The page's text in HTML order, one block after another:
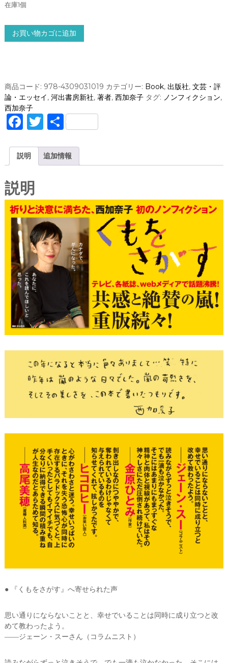
在庫1個
も
す
/
西
加
奈
河
出
書
房
新
お買い物カゴに追加
商品コード: 978-4309031019 カテゴリー: Book, 出版社, 文芸・評
論・エッセイ, 河出書房新社, 著者, 西加奈子 タグ: ノンフィクション,
西加奈子
F
c
b
o
o
k
T
it
te
共
説明 追加情報
説明
● 『くもをさがす』へ寄せられた声
思い通りにならないことと、幸せでいることは同時に成り立つと改
めて教わったよう。
――ジェーン・スーさん（コラムニスト）